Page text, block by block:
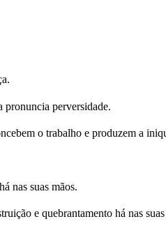
pronuncia perversidade.
o trabalho e produzem a
nas suas mãos.
e quebrantamento há nas suas